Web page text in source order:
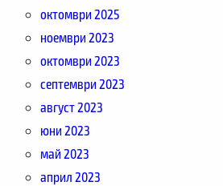
октомври 2025
ноември 2023
октомври 2023
септември 2023
август 2023
юни 2023
май 2023
април 2023